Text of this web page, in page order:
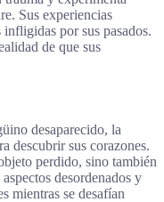
Sus experiencias
por sus pasados.
de que sus
desaparecido, la
descubrir sus corazones.
perdido, sino también
desordenados y
mientras se desafían